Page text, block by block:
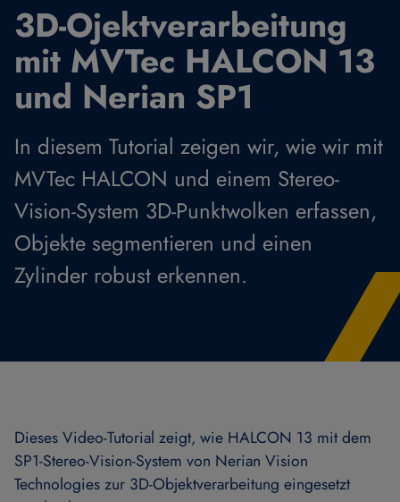
3D-Ojektverarbeitung
mit MVTec HALCON 13
und Nerian SP1
In diesem Tutorial zeigen wir, wie wir mit
MVTec HALCON und einem Stereo-
Vision-System 3D-Punktwolken erfassen,
Objekte segmentieren und einen
Zylinder robust erkennen.
Dieses Video-Tutorial zeigt, wie HALCON 13 mit dem
SP1-Stereo-Vision-System von Nerian Vision
Technologies zur 3D-Objektverarbeitung eingesetzt